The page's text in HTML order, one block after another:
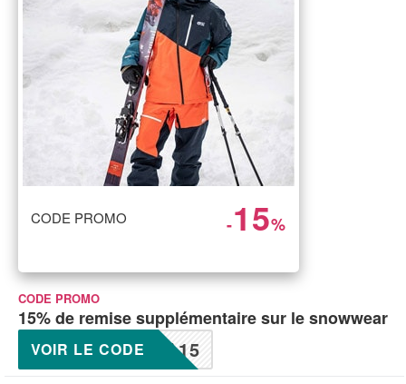
CODE PROMO -15%
CODE PROMO
15% de remise supplémentaire sur le snowwear
A15
VOIR LE CODE